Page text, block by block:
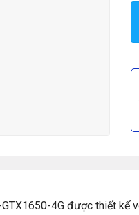
4G được thiết kế